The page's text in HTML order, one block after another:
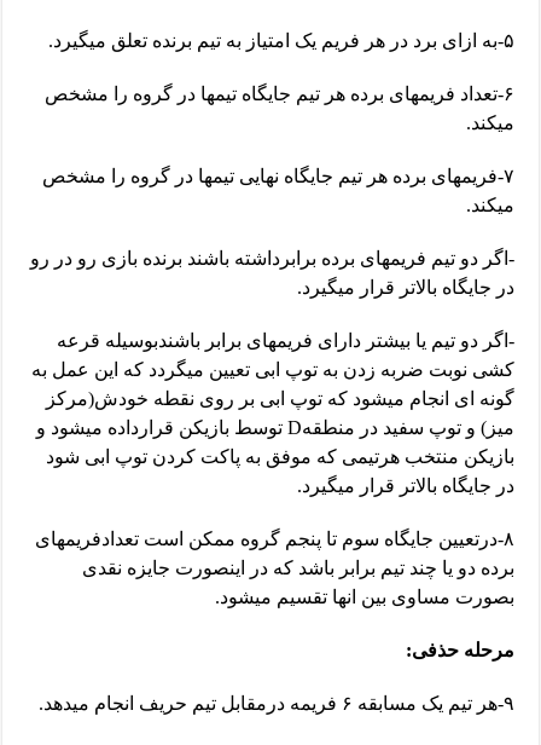
۵-به ازای برد در هر فریم یک امتیاز به تیم برنده تعلق میگیرد.
۶-تعداد فریمهای برده هر تیم جایگاه تیمها در گروه را مشخص
میکند.
۷-فریمهای برده هر تیم جایگاه نهایی تیمها در گروه را مشخص
میکند.
-اگر دو تیم فریمهای برده برابرداشته باشند برنده بازی رو در رو
در جایگاه بالاتر قرار میگیرد.
-اگر دو تیم یا بیشتر دارای فریمهای برابر باشندبوسیله قرعه
کشی نوبت ضربه زدن به توپ ابی تعیین میگردد که این عمل به
گونه ای انجام میشود که توپ ابی بر روی نقطه خودش(مرکز
میز) و توپ سفید در منطقهD توسط بازیکن قرارداده میشود و
بازیکن منتخب هرتیمی که موفق به پاکت کردن توپ ابی شود
در جایگاه بالاتر قرار میگیرد.
۸-درتعیین جایگاه سوم تا پنجم گروه ممکن است تعدادفریمهای
برده دو یا چند تیم برابر باشد که در اینصورت جایزه نقدی
بصورت مساوی بین انها تقسیم میشود.
مرحله حذفی:
۹-هر تیم یک مسابقه ۶ فریمه درمقابل تیم حریف انجام میدهد.